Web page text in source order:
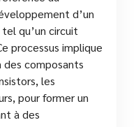
d’un
qu’un circuit
processus implique
composants
les
pour former un
à des